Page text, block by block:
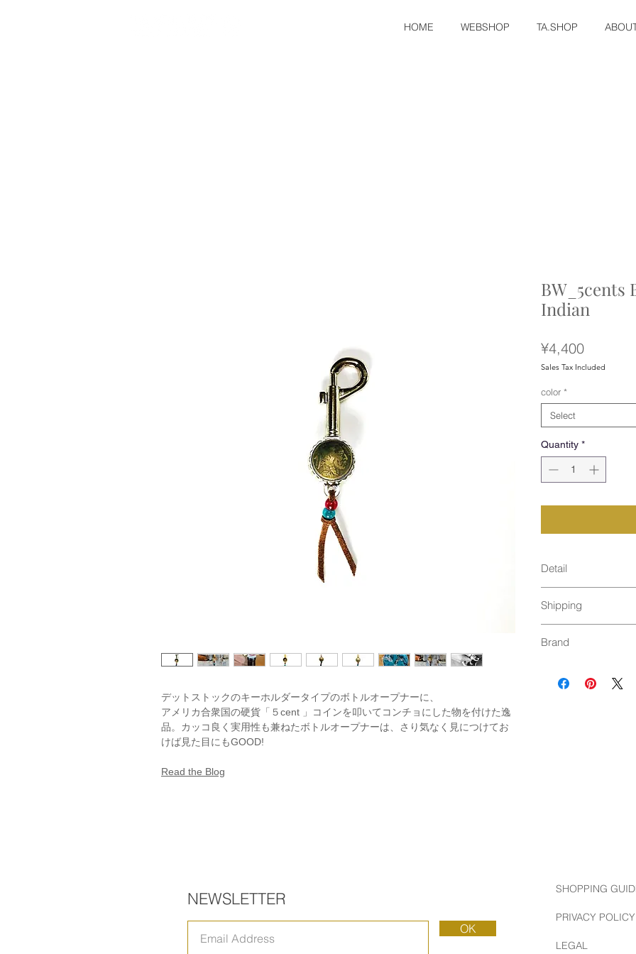
HOME WEBSHOP TA.SHOP
デットストックのキーホルダータイプのボトルオープナーに、
アメリカ合衆国の硬貨「５cent 」コインを叩いてコンチョにした物を付けた逸
品。カッコ良く実用性も兼ねたボトルオープナーは、さり気なく見につけてお
けば見た目にもGOOD!
Read the Blog
BW_5cents
Indian
¥4,400Price
Sales Tax Included
color *
Select
Quantity *
Detail
size : 75mm
material : Iron
Made in Japan
Shipping
４個以上：通常発送（
Brand
古き良きアメリカの
NEWSLETTER
OK
SHOPPING
PRIVACY POLICY
LEGAL